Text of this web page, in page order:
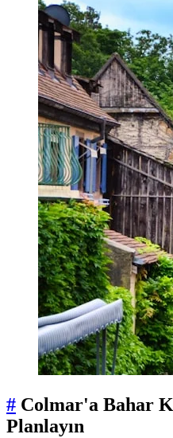
# Colmar'a Bahar
Planlayın